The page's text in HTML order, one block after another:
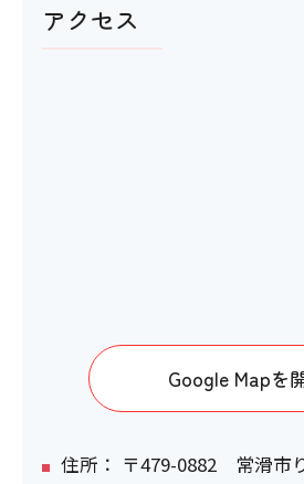
アクセス
Google Mapを
住所： 〒479-0882 常滑市